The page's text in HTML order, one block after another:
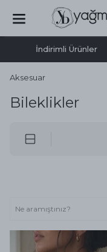
İndirimli Ürünler
Aksesuar
Bileklikler